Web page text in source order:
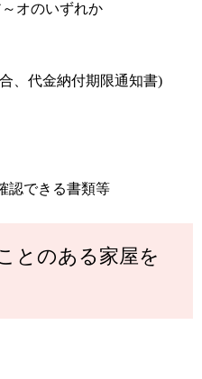
オのいずれか
代金納付期限通知書)
できる書類等
とのある家屋を